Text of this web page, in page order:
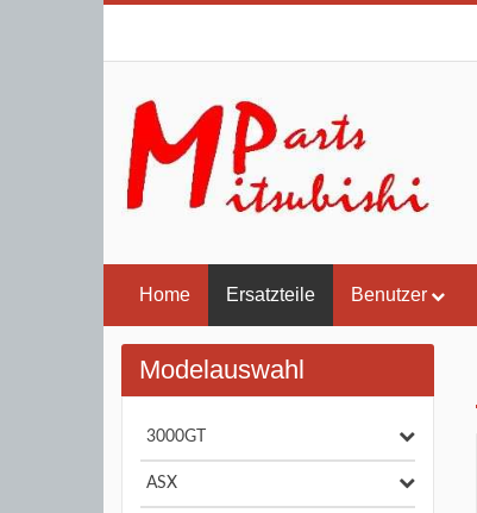
Home Ersatzteile Benutzer
Modelauswahl
3000GT
ASX